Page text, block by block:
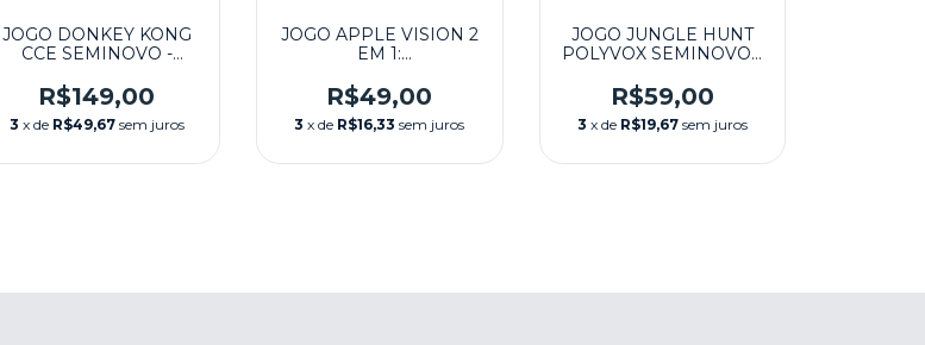
JOGO DONKEY KONG
CCE SEMINOVO -
R$149,00
3 x de R$49,67 sem juros
JOGO APPLE VISION 2
EM 1:
SEMINOVO - ATARI
R$49,00
3 x de R$16,33 sem juros
JOGO JUNGLE HUNT
POLYVOX SEMINOVO -
R$59,00
3 x de R$19,67 sem juros